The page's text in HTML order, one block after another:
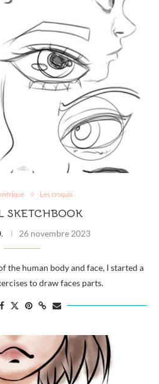
Les croquis
SKETCHBOOK
26 novembre 2023
the human body and face, I started a
to draw faces parts.